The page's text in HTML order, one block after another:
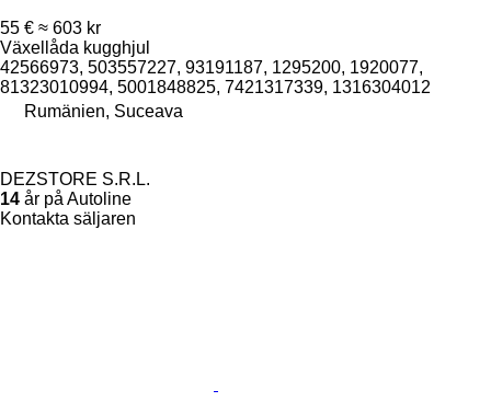
55 € ≈ 603 kr
Växellåda kugghjul
42566973, 503557227, 93191187, 1295200, 1920077,
81323010994, 5001848825, 7421317339, 1316304012
Rumänien, Suceava
DEZSTORE S.R.L.
14 år på Autoline
Kontakta säljaren